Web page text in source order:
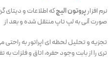
نرم افزارپروتون الیچکه اطلاعات و دیتای
صورت آنی به لپ تاپ منتقل شده و بعد از
تجزیه و تحلیل لحظه ای اپراتور به
تری را از بابت وجود حفره، اتاق و